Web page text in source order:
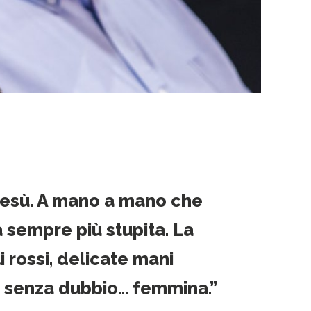
A mano a mano che
più stupita. La
rossi, delicate mani
dubbio… femmina.”